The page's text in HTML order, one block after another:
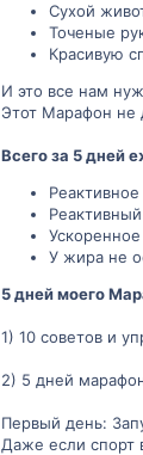
Сухой
Точеные
Красивую
И это все нам
Этот Марафон не
Всего за 5 дней
У жира не
5 дней моего
1) 10 советов и
2) 5 дней
Первый день:
Даже если